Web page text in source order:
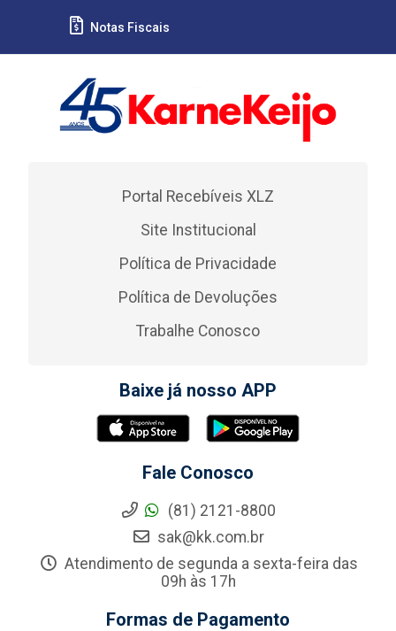
Notas Fiscais
Portal Recebíveis XLZ
Site Institucional
Política de Privacidade
Política de Devoluções
Trabalhe Conosco
Baixe já nosso APP
Fale Conosco
(81) 2121-8800
sak@kk.com.br
Atendimento de segunda a sexta-feira das
09h às 17h
Formas de Pagamento